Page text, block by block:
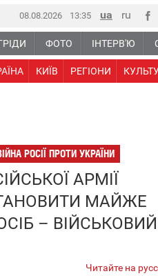
08.08.2026 13:35
ФОТО ІНТЕРВ'Ю
КИЇВ РЕГІОНИ
РОСІЇ ПРОТИ УКРАЇНИ
АРМІЇ
МАЙЖЕ
– ВІЙСЬКОВИЙ
Читайте на